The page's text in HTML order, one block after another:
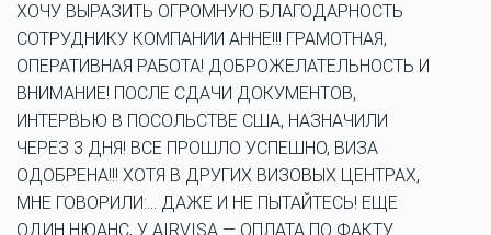
ХОЧУ ВЫРАЗИТЬ ОГРОМНУЮ БЛАГОДАРНОСТЬ
СОТРУДНИКУ КОМПАНИИ АННЕ!!! ГРАМОТНАЯ,
ОПЕРАТИВНАЯ РАБОТА! ДОБРОЖЕЛАТЕЛЬНОСТЬ И
ВНИМАНИЕ! ПОСЛЕ СДАЧИ ДОКУМЕНТОВ,
ИНТЕРВЬЮ В ПОСОЛЬСТВЕ США, НАЗНАЧИЛИ
ЧЕРЕЗ 3 ДНЯ! ВСЕ ПРОШЛО УСПЕШНО, ВИЗА
ОДОБРЕНА!!! ХОТЯ В ДРУГИХ ВИЗОВЫХ ЦЕНТРАХ,
МНЕ ГОВОРИЛИ:… ДАЖЕ И НЕ ПЫТАЙТЕСЬ! ЕЩЕ
ОДИН НЮАНС, У AIRVISA — ОПЛАТА ПО ФАКТУ